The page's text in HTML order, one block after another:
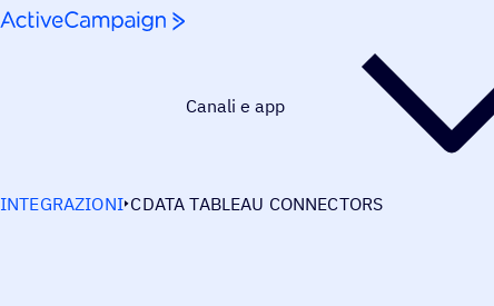
Canali e app
INTEGRAZIONI CDATA TABLEAU CONNECTORS